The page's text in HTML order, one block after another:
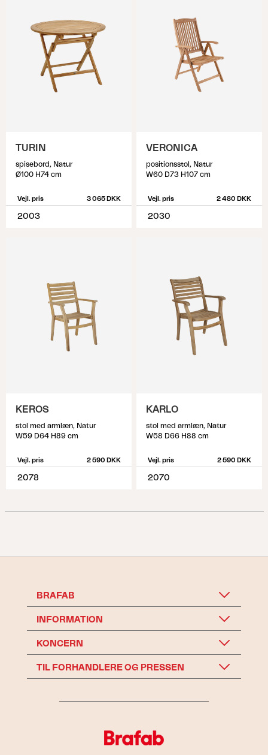
TURIN
spisebord, Natur
Ø100 H74 cm
Vejl. pris 3 065 DKK
2003
VERONICA
positionsstol, Natur
W60 D73 H107 cm
Vejl. pris 2 480 DKK
2030
KEROS
stol med armlæn, Natur
W59 D64 H89 cm
Vejl. pris 2 590 DKK
2078
KARLO
stol med armlæn, Natur
W58 D66 H88 cm
Vejl. pris 2 590 DKK
2070
BRAFAB
INFORMATION
KONCERN
TIL FORHANDLERE OG PRESSEN